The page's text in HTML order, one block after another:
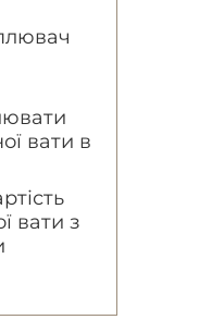
вати в
вати з